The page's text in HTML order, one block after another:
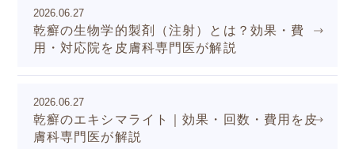
2026.06.27
乾癬の生物学的製剤（注射）とは？効果・費
用・対応院を皮膚科専門医が解説
2026.06.27
乾癬のエキシマライト｜効果・回数・費用を皮
膚科専門医が解説